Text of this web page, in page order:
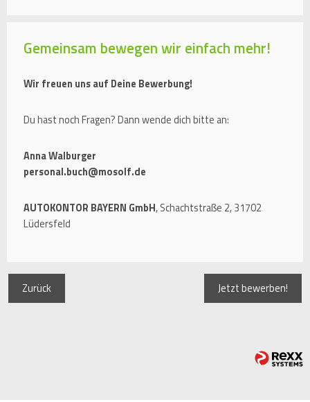
Gemeinsam bewegen wir einfach mehr!
Wir freuen uns auf Deine Bewerbung!
Du hast noch Fragen? Dann wende dich bitte an:
Anna Walburger
personal.buch@mosolf.de
AUTOKONTOR BAYERN GmbH, Schachtstraße 2, 31702
Lüdersfeld
Zurück Jetzt bewerben!